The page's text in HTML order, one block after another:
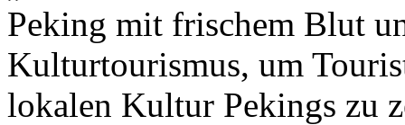
Peking mit frischem Blut
Kulturtourismus, um
lokalen Kultur Pekings zu